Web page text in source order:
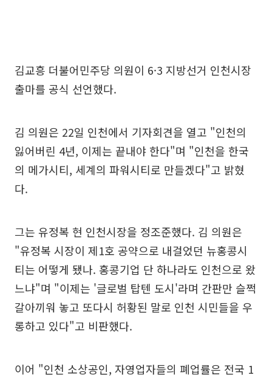
김교흥 더불어민주당 의원이 6·3 지방선거 인천시장
출마를 공식 선언했다.
김 의원은 22일 인천에서 기자회견을 열고 "인천의
잃어버린 4년, 이제는 끝내야 한다"며 "인천을 한국
의 메가시티, 세계의 파워시티로 만들겠다"고 밝혔
다.
그는 유정복 현 인천시장을 정조준했다. 김 의원은
"유정복 시장이 제1호 공약으로 내걸었던 뉴홍콩시
티는 어떻게 됐나. 홍콩기업 단 하나라도 인천으로 왔
느냐"며 "이제는 '글로벌 탑텐 도시'라며 간판만 슬쩍
갈아끼워 놓고 또다시 허황된 말로 인천 시민들을 우
롱하고 있다"고 비판했다.
이어 "인천 소상공인, 자영업자들의 폐업률은 전국 1